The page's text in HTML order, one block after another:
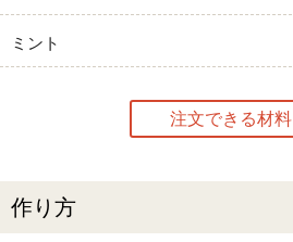
ミント
注文できる材料
作り方